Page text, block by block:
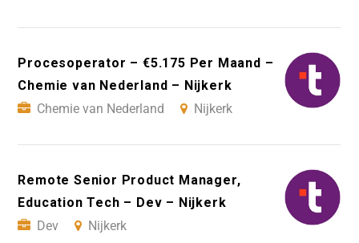
Procesoperator – €5.175 Per Maand –
Chemie van Nederland – Nijkerk
Chemie van Nederland
Nijkerk
Remote Senior Product Manager,
Education Tech – Dev – Nijkerk
Dev
Nijkerk